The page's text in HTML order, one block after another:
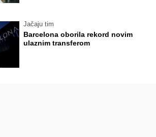
Jačaju tim
Barcelona oborila rekord novim
ulaznim transferom